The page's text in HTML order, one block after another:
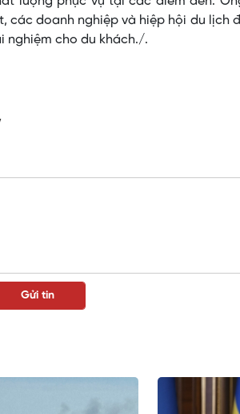
các doanh nghiệp và hiệp hội du lịch
nghiệm cho du khách./.